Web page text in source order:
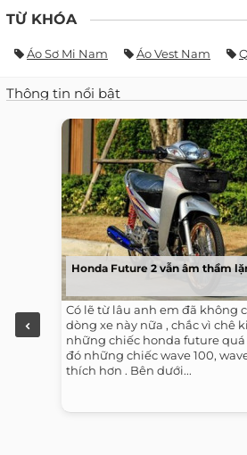
TỪ KHÓA
Áo Sơ Mi Nam Áo Vest Nam
Thông tin nổi bật
Honda Future 2 vẫn âm thầm
Có lẽ từ lâu anh em đã không
dòng xe này nữa , chắc vì chê
những chiếc honda future quá
đó những chiếc wave 100,
thích hơn . Bên dưới...